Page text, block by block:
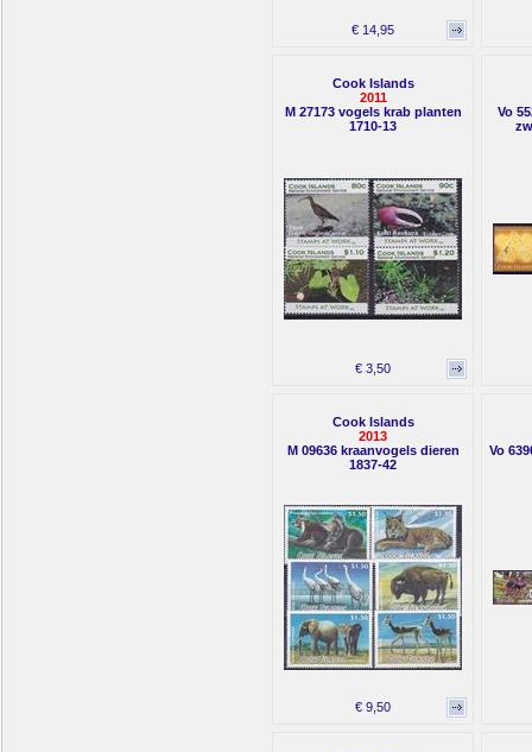
€ 14,95
Cook Islands
2011
M 27173 vogels krab planten
1710-13
€ 3,50
Vo
Cook Islands
2013
M 09636 kraanvogels dieren
1837-42
€ 9,50
Vo